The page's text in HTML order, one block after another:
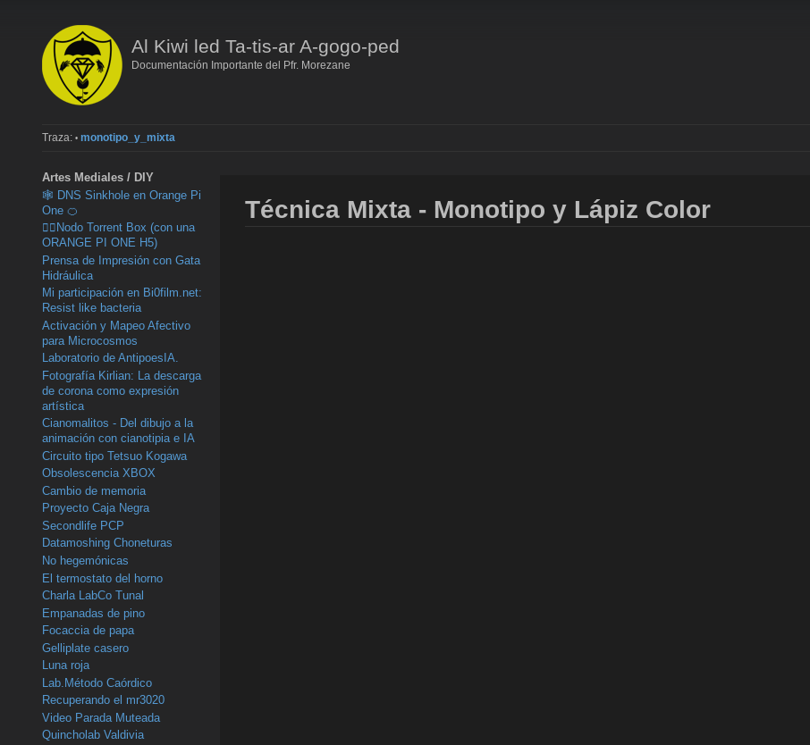
Al Kiwi led Ta-tis-ar A-gogo-ped
Documentación Importante del Pfr. Morezane
Traza: • monotipo_y_mixta
Artes Mediales / DIY
🕸️ DNS Sinkhole en Orange Pi
One 🍊
🏴‍☠️Nodo Torrent Box (con una
ORANGE PI ONE H5)
Prensa de Impresión con Gata
Hidráulica
Mi participación en Bi0film.net:
Resist like bacteria
Activación y Mapeo Afectivo
para Microcosmos
Laboratorio de AntipoesIA.
Fotografía Kirlian: La descarga
de corona como expresión
artística
Cianomalitos - Del dibujo a la
animación con cianotipia e IA
Circuito tipo Tetsuo Kogawa
Obsolescencia XBOX
Cambio de memoria
Proyecto Caja Negra
Secondlife PCP
Datamoshing Choneturas
No hegemónicas
El termostato del horno
Charla LabCo Tunal
Empanadas de pino
Focaccia de papa
Gelliplate casero
Luna roja
Lab.Método Caórdico
Recuperando el mr3020
Video Parada Muteada
Quincholab Valdivia
Técnica Mixta - Monotipo y Lápiz Color